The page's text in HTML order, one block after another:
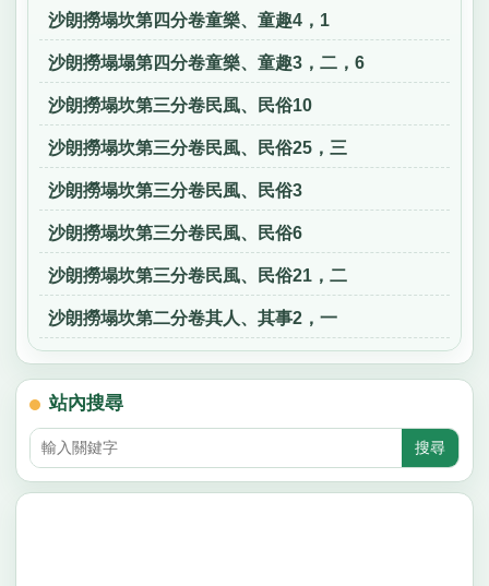
沙朗撈塌坎第四分卷童樂、童趣4，1
沙朗撈塌塌第四分卷童樂、童趣3，二，6
沙朗撈塌坎第三分卷民風、民俗10
沙朗撈塌坎第三分卷民風、民俗25，三
沙朗撈塌坎第三分卷民風、民俗3
沙朗撈塌坎第三分卷民風、民俗6
沙朗撈塌坎第三分卷民風、民俗21，二
沙朗撈塌坎第二分卷其人、其事2，一
站內搜尋